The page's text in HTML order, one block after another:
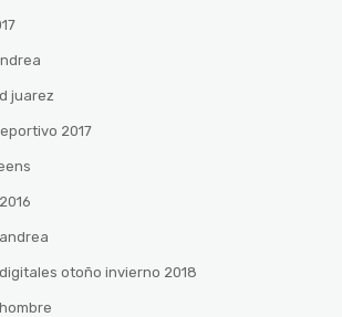
juarez
2017
otoño invierno 2018